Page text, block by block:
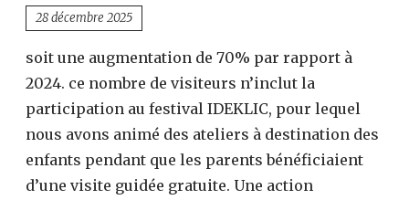
28 décembre 2025
soit une augmentation de 70% par rapport à
2024. ce nombre de visiteurs n’inclut la
participation au festival IDEKLIC, pour lequel
nous avons animé des ateliers à destination des
enfants pendant que les parents bénéficiaient
d’une visite guidée gratuite. Une action